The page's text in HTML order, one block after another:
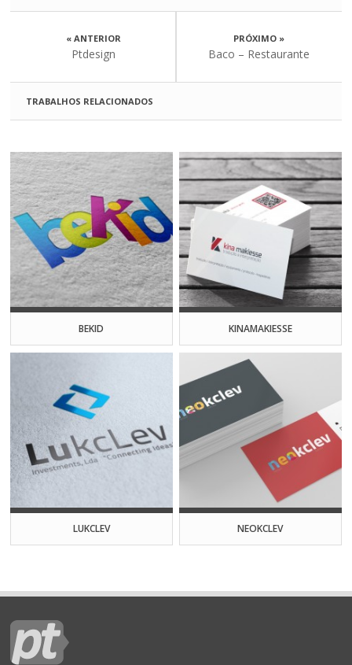
« ANTERIOR
Ptdesign
PRÓXIMO »
Baco – Restaurante
TRABALHOS RELACIONADOS
BEKID KINAMAKIESSE
LUKCLEV NEOKCLEV